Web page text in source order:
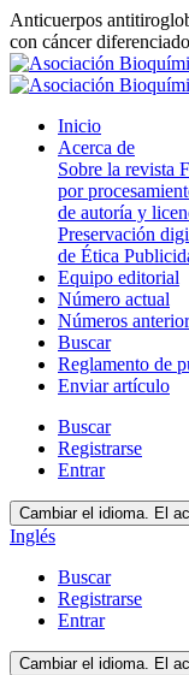
Anticuerpos
con cáncer
Inicio
Acerca de
Sobre la revista
por
de autoría y
Preservación
de Ética
Equipo editorial
Número actual
Números
Buscar
Reglamento de
Enviar artículo
Buscar
Registrarse
Entrar
Cambiar el idioma. El
Inglés
Buscar
Registrarse
Entrar
Cambiar el idioma. El